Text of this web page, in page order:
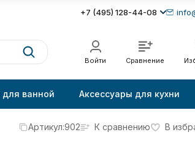
+7 (495) 128-44-08
Войти Сравнение
для ванной Аксессуары для кухни
Артикул:902 К сравнению В